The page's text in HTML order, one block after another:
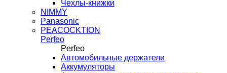
Чехлы-книжки
NIMMY
Panasonic
PEACOCKTION
Perfeo
Perfeo
Автомобильные держатели
Аккумуляторы